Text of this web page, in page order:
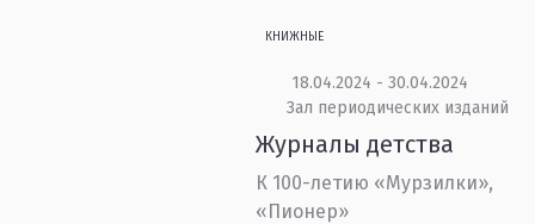
КНИЖНЫЕ
18.04.2024 - 30.04.2024
Зал периодических изданий
Журналы детства
К 100-летию «Мурзилки»,
«Пионер»